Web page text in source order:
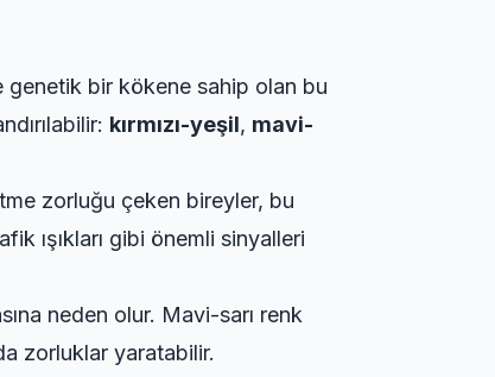
genetik bir kökene sahip olan bu
kırmızı-yeşil, mavi-
zorluğu çeken bireyler, bu
ışıkları gibi önemli sinyalleri
neden olur. Mavi-sarı renk
zorluklar yaratabilir.